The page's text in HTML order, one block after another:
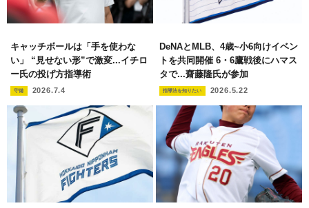
キャッチボールは「手を使わな
い」 “見せない形”で激変...イチロ
ー氏の投げ方指導術
守備 2026.7.4
DeNAとMLB、4歳~小6向けイベン
トを共同開催 6・6鷹戦後にハマス
タで...齋藤隆氏が参加
指導法を知りたい 2026.5.22